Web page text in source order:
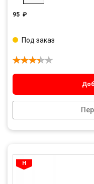
95 ₽
Под заказ